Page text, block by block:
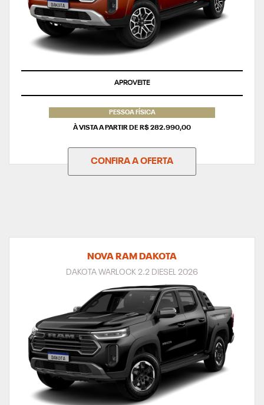
APROVEITE
PESSOA FÍSICA
À VISTA A PARTIR DE R$ 282.990,00
CONFIRA A OFERTA
NOVA RAM DAKOTA
DAKOTA WARLOCK 2.2 DIESEL 2026